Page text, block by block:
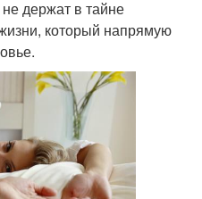
держат в тайне
который напрямую